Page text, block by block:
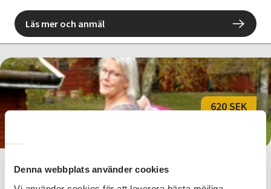
Denna webbplats använder cookies
Läs mer och anmäl
Frigörande dans - Hallsberg
620 SEK